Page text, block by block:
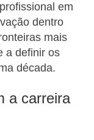
em
dentro
mais
a definir os
década.
a carreira